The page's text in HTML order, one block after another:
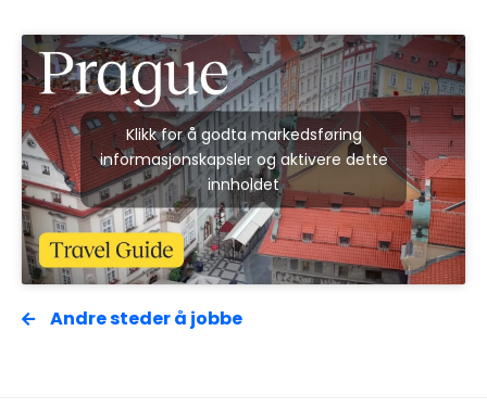
Klikk for å godta markedsføring
informasjonskapsler og aktivere dette
innholdet
Andre steder å jobbe